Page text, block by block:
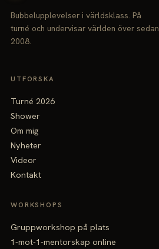
Bubbelupplevelser i världsklass. På
turné och undervisar världen över sedan
2008.
UTFORSKA
Turné 2026
Shower
Om mig
Nyheter
Videor
Kontakt
WORKSHOPS
Gruppworkshop på plats
1-mot-1-mentorskap online